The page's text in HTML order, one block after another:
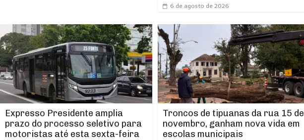
6 de agosto de 2026
Expresso Presidente amplia
prazo do processo seletivo para
motoristas até esta sexta-feira
Troncos de tipuanas da rua 15 de
novembro, ganham nova vida em
escolas municipais